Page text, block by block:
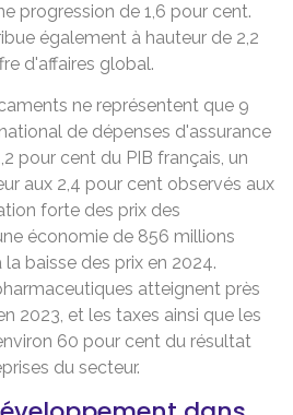
progression de 1,6 pour cent.
également à hauteur de 2,2
d'affaires global.
ne représentent que 9
de dépenses d'assurance
pour cent du PIB français, un
aux 2,4 pour cent observés aux
forte des prix des
économie de 856 millions
baisse des prix en 2024.
atteignent près
2023, et les taxes ainsi que les
60 pour cent du résultat
du secteur.